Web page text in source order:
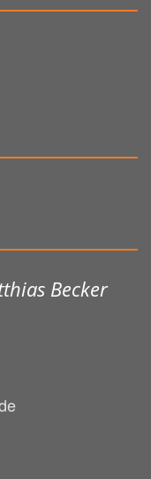
Becker